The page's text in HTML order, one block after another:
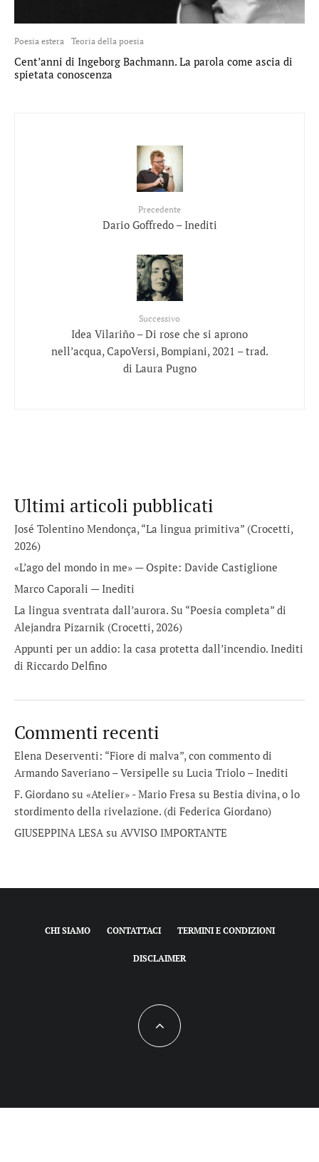
Poesia estera Teoria della poesia
Cent’anni di Ingeborg Bachmann. La parola come ascia di
spietata conoscenza
Precedente
Dario Goffredo – Inediti
Successivo
Idea Vilariño – Di rose che si aprono
nell’acqua, CapoVersi, Bompiani, 2021 – trad.
di Laura Pugno
Ultimi articoli pubblicati
José Tolentino Mendonça, “La lingua primitiva” (Crocetti,
2026)
«L’ago del mondo in me» — Ospite: Davide Castiglione
Marco Caporali — Inediti
La lingua sventrata dall’aurora. Su “Poesia completa” di
Alejandra Pizarnik (Crocetti, 2026)
Appunti per un addio: la casa protetta dall’incendio. Inediti
di Riccardo Delfino
Commenti recenti
Elena Deserventi: “Fiore di malva”, con commento di
Armando Saveriano – Versipelle su Lucia Triolo – Inediti
F. Giordano su «Atelier» - Mario Fresa su Bestia divina, o lo
stordimento della rivelazione. (di Federica Giordano)
GIUSEPPINA LESA su AVVISO IMPORTANTE
CHI SIAMO CONTATTACI TERMINI E CONDIZIONI
DISCLAIMER